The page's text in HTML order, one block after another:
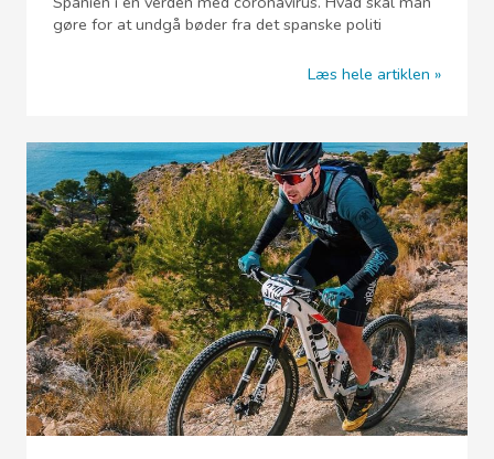
gøre for at undgå bøder fra det spanske politi
Læs hele artiklen